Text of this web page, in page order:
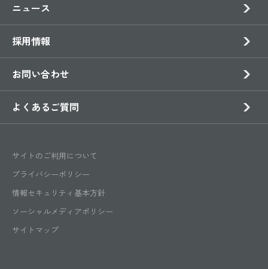
ニュース
採用情報
お問い合わせ
よくあるご質問
サイトのご利用について
プライバシーポリシー
情報セキュリティ基本方針
ソーシャルメディアポリシー
サイトマップ